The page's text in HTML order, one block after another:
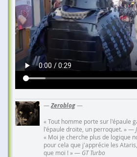
—Zeroblog—
« Tout homme porte sur l'épaule
l'épaule droite, un perroquet. » —
« Moi je cherche plus de logique
pour cela que j'apprécie les
que moi ! » — GT Turbo